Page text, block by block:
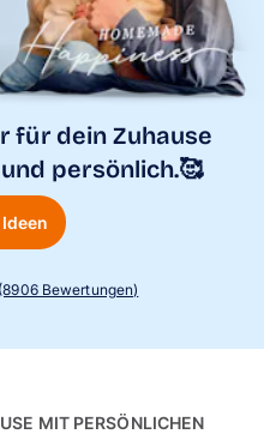
für dein Zuhause
persönlich.🥰
Bewertungen)
MIT PERSÖNLICHEN